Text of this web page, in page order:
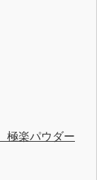
極楽パウダー